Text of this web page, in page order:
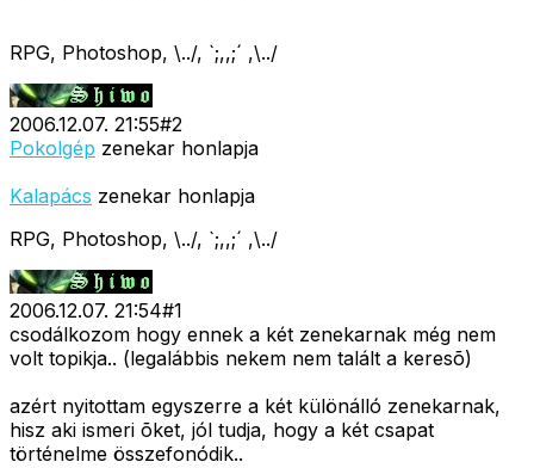
RPG, Photoshop, \../, `;,,;´ ,\../
2006.12.07. 21:55#2
Pokolgép zenekar honlapja
Kalapács zenekar honlapja
RPG, Photoshop, \../, `;,,;´ ,\../
2006.12.07. 21:54#1
csodálkozom hogy ennek a két zenekarnak még nem
volt topikja.. (legalábbis nekem nem talált a keresõ)
azért nyitottam egyszerre a két különálló zenekarnak,
hisz aki ismeri õket, jól tudja, hogy a két csapat
történelme összefonódik..